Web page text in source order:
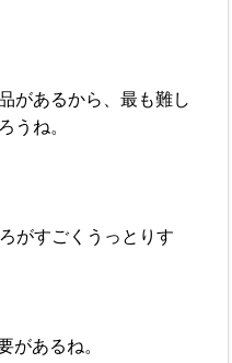
があるから、最も難し
うね。
がすごくうっとりす
があるね。